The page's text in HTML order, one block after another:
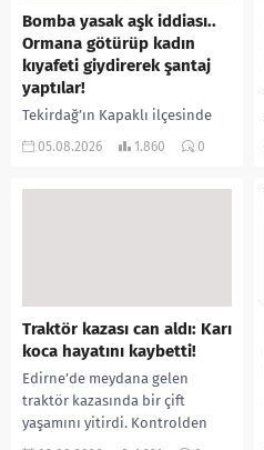
Bomba yasak aşk iddiası..
Ormana götürüp kadın
kıyafeti giydirerek şantaj
yaptılar!
Tekirdağ’ın Kapaklı ilçesinde
bir kişiyi, arkadaşının eşiyle
05.08.2026 1.860 0
Traktör kazası can aldı: Karı
koca hayatını kaybetti!
Edirne’de meydana gelen
traktör kazasında bir çift
yaşamını yitirdi. Kontrolden
çıkarak devrilen traktörün